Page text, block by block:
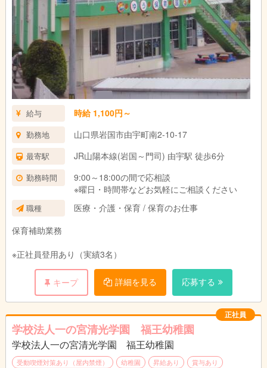
給与 時給 1,100円～
勤務地 山口県岩国市由宇町南2-10-17
最寄駅 JR山陽本線(岩国～門司) 由宇駅 徒歩6分
勤務時間
9:00～18:00の間で応相談
※曜日・時間帯などお気軽にご相談ください
職種
医療・介護・保育 / 保育のお仕事
保育補助業務
※正社員登用あり（実績3名）
キープ 詳細を見る 応募する
正社員
学校法人一の宮清光学園 福王幼稚園
学校法人一の宮清光学園 福王幼稚園
受動喫煙対策あり（屋内禁煙） 幼稚園 昇給あり
賞与あり